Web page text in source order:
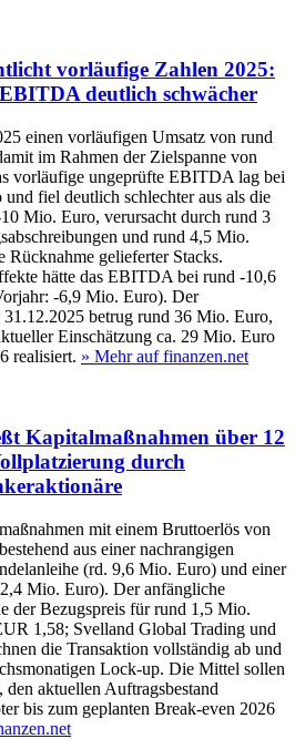
vorläufige Zahlen 2025:
deutlich schwächer
einen vorläufigen Umsatz von rund
im Rahmen der Zielspanne von
vorläufige ungeprüfte EBITDA lag bei
fiel deutlich schlechter aus als die
Mio. Euro, verursacht durch rund 3
und rund 4,5 Mio.
gelieferter Stacks.
hätte das EBITDA bei rund -10,6
-6,9 Mio. Euro). Der
31.12.2025 betrug rund 36 Mio. Euro,
Einschätzung ca. 29 Mio. Euro
realisiert. » Mehr auf finanzen.net
Kapitalmaßnahmen über 12
durch
mit einem Bruttoerlös von
aus einer nachrangigen
(rd. 9,6 Mio. Euro) und einer
Mio. Euro). Der anfängliche
der Bezugspreis für rund 1,5 Mio.
1,58; Svelland Global Trading und
die Transaktion vollständig ab und
Lock-up. Die Mittel sollen
aktuellen Auftragsbestand
bis zum geplanten Break-even 2026